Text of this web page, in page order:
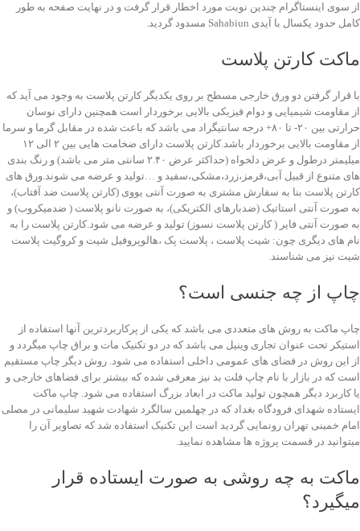
از سوی اینستاگرام چندین نوبت مورد اخطار قرار گرفت و در نهایت صفحه به طور
کامل حدود یکسال با آیدی Sahabiun مسدود گردید.
ماکت کارتن پلاست
با قرار گرفتن دو ورق خارجی مسطح بر روی یکدیگر کارتن پلاست به وجود می آید که
از مقاومت شیمیایی و دوام فیزیکی بالایی برخوردار است همچنین دارای نوسان
حرارتی بین ۲۰- تا ۸۰+ درجه سانتیگراد می باشد که باعث شده در مقابل گرما و سرما
از مقاومت بالایی برخوردار باشد.کارتن پلاست دارای ضخامت هایی بین ۲ الی ۱۲
میلیمتر درطول و عرض دلخواه (حداکثر عرض ۲.۴۰ سانتی متر می باشد) و رنگ بندی
های متنوع از قبیل آبی،قرمز،زرد،مشکی،سفید و …تولید و عرضه می شوند.ورق های
کارتن پلاست بنا به سفارش مشتری به صورت آنتی یووی (کارتن پلاست ضد آفتاب)،
به صورت آنتی استاتیک (ضدبارهای الکتریکی)، به صورت نانو پلاست ( ضدمیکروب) و
به صورت آنتی فایر ( کارتن پلاست نسوز) تولید و عرضه می شود.کارتن پلاست را به
نام های دیگری چون: شیت پلاست ، پلاست پک ،هالوپروفیل شیت و کروگیت پلاست
شیت نیز می شناسند.
چاپ از چه جنسی است؟
چاپ ماکت به روش های متعددی می باشد که یکی از پرکاربردترین آنها استفاده از
استیکر تحت عنوان تجاری وینیل می باشد که در دو تکنیک مات و براق چاپ میگردد و
از این روش در فضای های عمومی داخلی استفاده می شود. روش دیگر چاپ مستقیم
است که در بازار با نام چاپ فلت بد نیز معرفی شده که بیشتر برای فضاهای خارجی و
یا کاربرد دیگر همچون تولید ماکت در ابعاد بزرگ استفاده می شود. چاپ ماکت
ایستاده شهدای فرودگاه بغداد که در چهلمین سالگرد شهادت شهید سلیمانی در مصلی
امام خمینی تهران رونمایی گردید است این تکنیک استفاده شد که تصاویر آن را
میتوانید در قسمت پروژه ها مشاهده نمایید.
ماکت به چه روشی به صورت ایستاده قرار
میگیرد؟